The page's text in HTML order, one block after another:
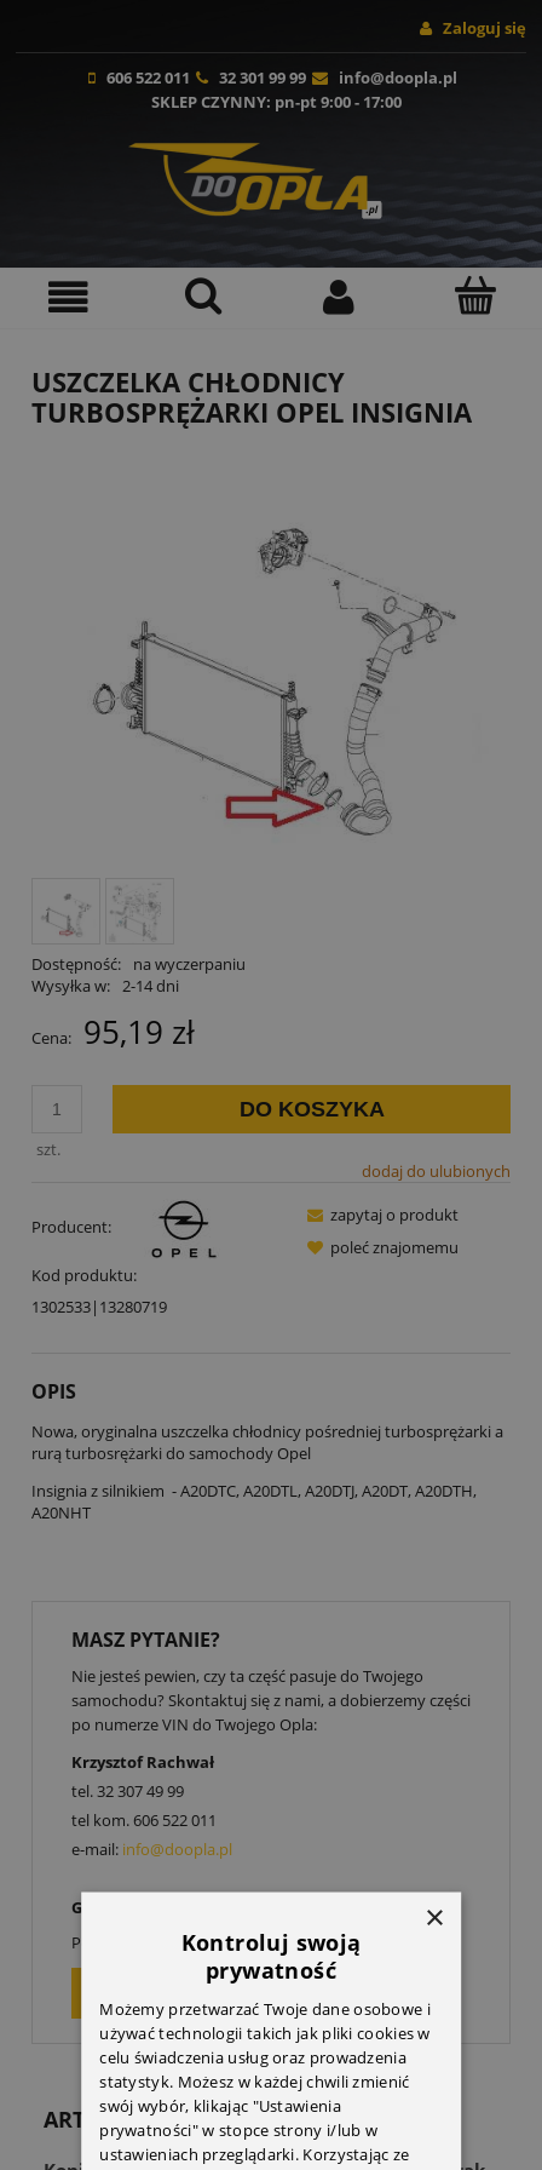
Zaloguj się
606 522 011 32 301 99 99
info@doopla.pl
SKLEP CZYNNY: pn-pt 9:00 - 17:00
USZCZELKA CHŁODNICY
TURBOSPRĘŻARKI OPEL INSIGNIA
Dostępność:
na wyczerpaniu
Wysyłka w: 2-14 dni
Cena: 95,19 zł
szt.
DO KOSZYKA
dodaj do ulubionych
Producent:
Kod produktu:
1302533|13280719
zapytaj o produkt
poleć znajomemu
OPIS
Nowa, oryginalna uszczelka chłodnicy pośredniej turbosprężarki a
rurą turbosrężarki do samochody Opel
Insignia z silnikiem - A20DTC, A20DTL, A20DTJ, A20DT, A20DTH,
A20NHT
MASZ PYTANIE?
Nie jesteś pewien, czy ta część pasuje do Twojego
samochodu? Skontaktuj się z nami, a dobierzemy części
po numerze VIN do Twojego Opla:
Krzysztof Rachwał
tel.32 307 49 99
tel kom.606 522 011
e-mail: info@doopla.pl
Godziny otwarcia:
Poniedziałek-Piątek: 900-17 00
ARTYKUŁY
×
Kontroluj swoją
prywatność
Możemy przetwarzać Twoje dane osobowe i
używać technologii takich jak pliki cookies w
celu świadczenia usług oraz prowadzenia
statystyk. Możesz w każdej chwili zmienić
swój wybór, klikając "Ustawienia
prywatności" w stopce strony i/lub w
ustawieniach przeglądarki. Korzystając ze